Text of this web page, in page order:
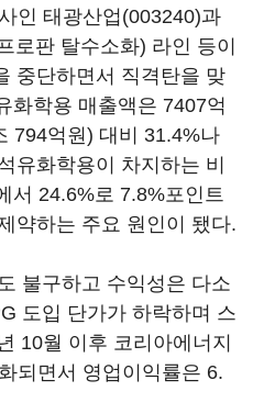
인 태광산업(003240)과
로판 탈수소화) 라인 등이
중단하면서 직격탄을 맞
화학용 매출액은 7407억
794억원) 대비 31.4%나
유화학용이 차지하는 비
서 24.6%로 7.8%포인트
약하는 주요 원인이 됐다.
불구하고 수익성은 다소
도입 단가가 하락하며 스
10월 이후 코리아에너지
되면서 영업이익률은 6.